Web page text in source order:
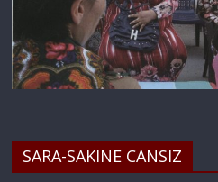
SARA-SAKINE CANSIZ